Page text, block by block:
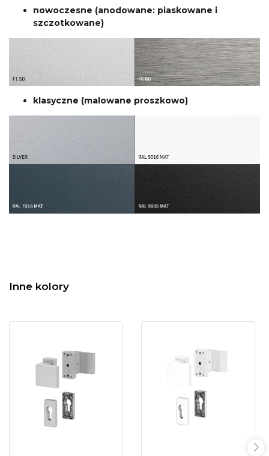
nowoczesne (anodowane: piaskowane i
szczotkowane)
klasyczne (malowane proszkowo)
Inne kolory